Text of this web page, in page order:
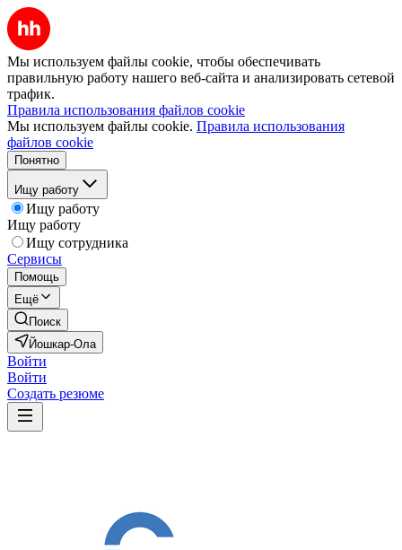
Мы используем файлы cookie, чтобы обеспечивать
правильную работу нашего веб-сайта и анализировать сетевой
трафик.
Правила использования файлов cookie
Мы используем файлы cookie. Правила использования
файлов cookie
Понятно
Ищу работу
Ищу работу
Ищу работу
Ищу сотрудника
Сервисы
Помощь
Ещё
Поиск
Йошкар-Ола
Войти
Войти
Создать резюме